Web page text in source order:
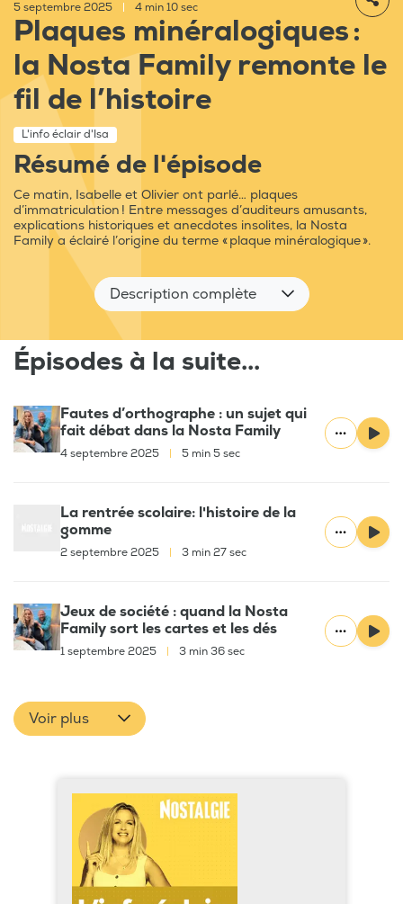
5 septembre 2025 4 min 10 sec
Plaques minéralogiques :
la Nosta Family remonte le
fil de l’histoire
L'info éclair d'Isa
Résumé de l'épisode
Ce matin, Isabelle et Olivier ont parlé… plaques
d’immatriculation ! Entre messages d’auditeurs amusants,
explications historiques et anecdotes insolites, la Nosta
Family a éclairé l’origine du terme « plaque minéralogique ».
Description complète
Épisodes à la suite...
Fautes d’orthographe : un sujet qui
fait débat dans la Nosta Family
4 septembre 2025 5 min 5 sec
La rentrée scolaire: l'histoire de la
gomme
2 septembre 2025 3 min 27 sec
Jeux de société : quand la Nosta
Family sort les cartes et les dés
1 septembre 2025 3 min 36 sec
Voir plus